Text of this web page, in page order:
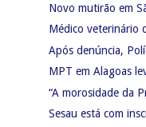
Novo mutirão em
Médico veterinário
Após denúncia,
MPT em Alagoas
“A morosidade da
Sesau está com